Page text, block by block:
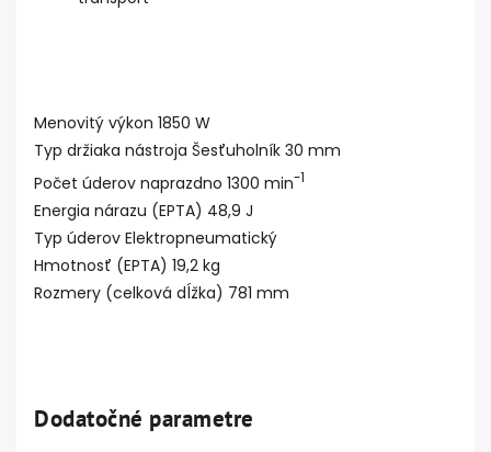
Menovitý výkon 1850 W
Typ držiaka nástroja Šesťuholník 30 mm
Počet úderov naprazdno 1300 min-1
Energia nárazu (EPTA) 48,9 J
Typ úderov Elektropneumatický
Hmotnosť (EPTA) 19,2 kg
Rozmery (celková dĺžka) 781 mm
Dodatočné parametre